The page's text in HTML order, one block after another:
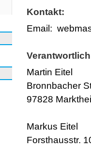
Kontakt:
Email:
Martin Eitel
Bronnbacher
97828
Markus Eitel
Forsthausstr.